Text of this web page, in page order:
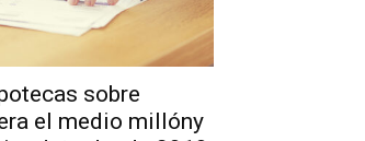
sobre
el medio millóny